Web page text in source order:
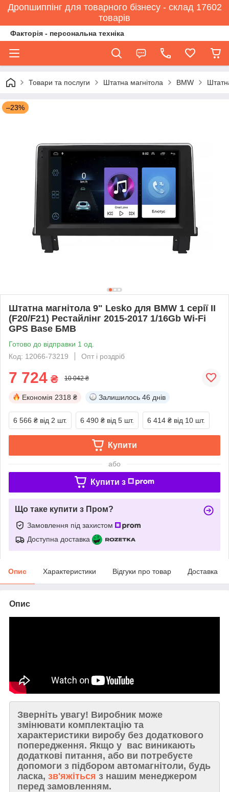
Дропшиппінг для товарного бізнесу - склад 17602
товарів
Факторія - персональна техніка
Товари та послуги Штатна магнітола BMW
–23%
Штатна магнітола 9" Lesko для BMW 1 серії II
(F20/F21) Рестайлінг 2015-2017 1/16Gb Wi-Fi
GPS Base БМВ
Готово до відправки 1 од.
Код: 12066-73219
Опт і роздріб
7 724 ₴ 10 042 ₴
Економія 2318 ₴ Залишилось 46 днів
6 566 ₴ від 2 шт. 6 490 ₴ від 5 шт. 6 414 ₴ від 10 шт.
Купити
або
Купити з
Що таке купити з Пром?
Замовлення під захистом
Доступна доставка
Опис Характеристики Відгуки про товар Доставка
Опис
Зверніть увагу! Виробник може
змінювати комплектацію та
характеристики виробу без додаткового
попередження. Якщо у вас виникають
додаткові питання, або ви потребуєте
допомоги з підбором автомагнітоли, будь
ласка, зв'яжіться з нашим менеджером
перед замовленням.